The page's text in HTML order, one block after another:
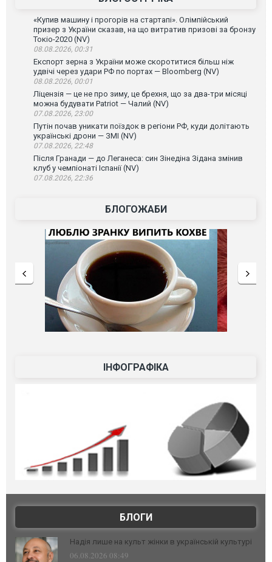
«Купив машину і прогорів на стартапі». Олімпійський
призер з України сказав, на що витратив призові за бронзу
Токіо-2020 (NV)
08.08.2026, 00:31
Експорт зерна з України може скоротитися більш ніж
удвічі через удари РФ по портах — Bloomberg (NV)
08.08.2026, 00:01
Ліцензія — це не про зиму, це брехня, що за два-три місяці
можна будувати Patriot — Чалий (NV)
07.08.2026, 23:00
Путін почав уникати поїздок в регіони РФ, куди долітають
українські дрони — ЗМІ (NV)
07.08.2026, 22:48
Після Гранади — до Леганеса: син Зінедіна Зідана змінив
клуб у чемпіонаті Іспанії (NV)
07.08.2026, 22:36
БЛОГОЖАБИ
ІНФОГРАФІКА
БЛОГИ
Надія лише на культ жінки в українській культурі
06.08.2026 08:49